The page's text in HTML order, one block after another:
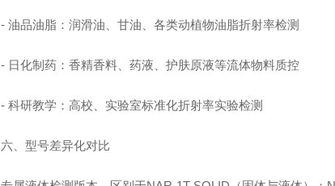
- 油品油脂：润滑油、甘油、各类动植物油脂折射率检测
- 日化制药：香精香料、药液、护肤原液等流体物料质控
- 科研教学：高校、实验室标准化折射率实验检测
六、型号差异化对比